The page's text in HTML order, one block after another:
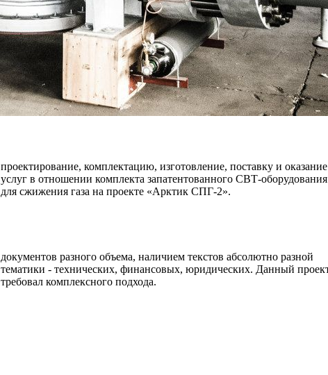
проектирование, комплектацию, изготовление, поставку и оказание
для сжижения газа на проекте «Арктик СПГ-2».
документов разного объема, наличием текстов абсолютно разной
требовал комплексного подхода.